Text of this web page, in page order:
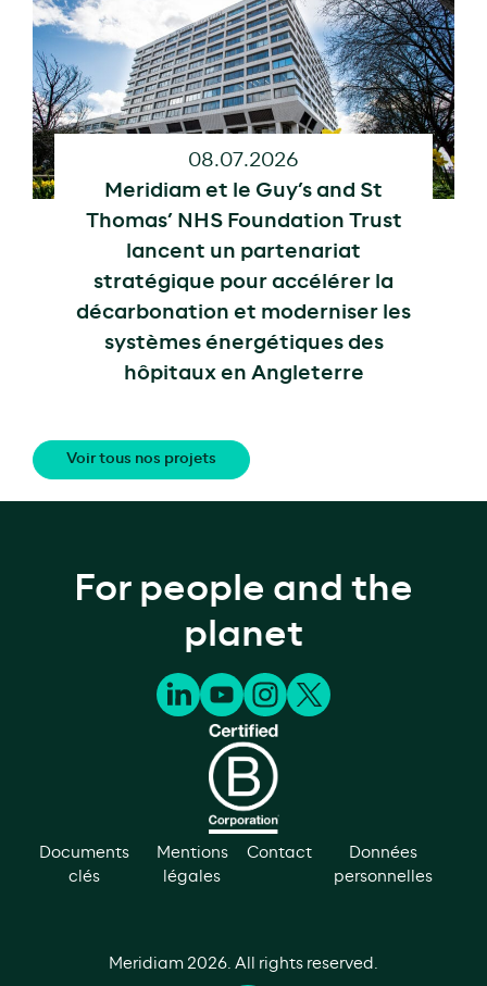
08.07.2026
Meridiam et le Guy’s and St
Thomas’ NHS Foundation Trust
lancent un partenariat
stratégique pour accélérer la
décarbonation et moderniser les
systèmes énergétiques des
hôpitaux en Angleterre
Voir tous nos projets
For people and the
planet
Documents
clés
Mentions
légales
Contact
Données
personnelles
Meridiam 2026. All rights reserved.